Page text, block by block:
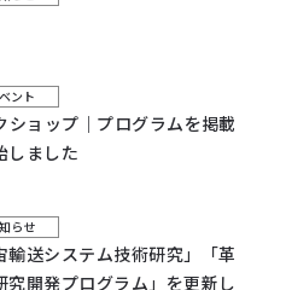
ント
ショップ｜プログラムを掲載
しました
らせ
輸送システム技術研究」
「革
開発プログラム」 を更新し